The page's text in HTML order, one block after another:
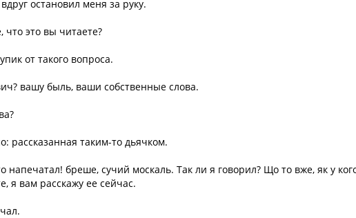
остановил меня за руку.
это вы читаете?
от такого вопроса.
вашу быль, ваши собственные слова.
рассказанная таким-то дьячком.
напечатал! бреше, сучий москаль. Так ли я говорил? Що то вже, як у
я вам расскажу ее сейчас.